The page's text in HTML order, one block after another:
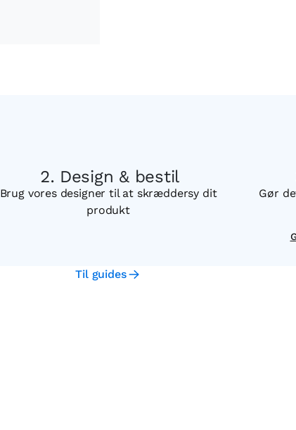
Design & bestil
Brug vores designer til at skræddersy dit
produkt
Gør
Til guides